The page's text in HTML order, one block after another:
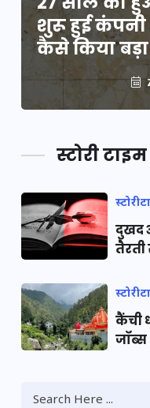
शुरू हुई कंपनी
कैसे किया बड़ा
स्टोरी टाइम
दुखद
तैरती
कैंची